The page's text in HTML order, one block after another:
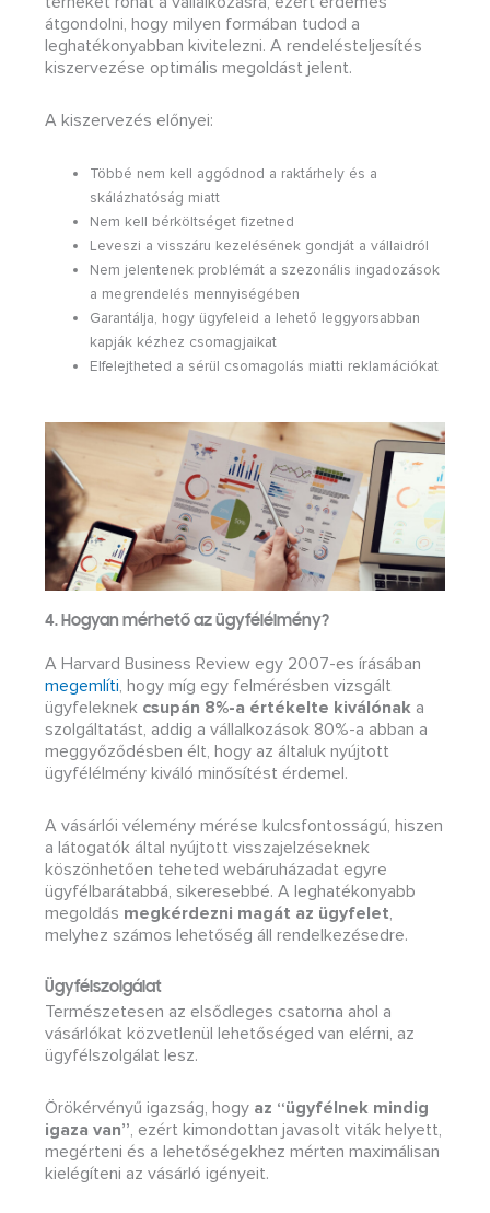
átgondolni, hogy milyen formában tudod a
leghatékonyabban kivitelezni. A rendelésteljesítés
kiszervezése optimális megoldást jelent.
A kiszervezés előnyei:
Többé nem kell aggódnod a raktárhely és a
skálázhatóság miatt
Nem kell bérköltséget fizetned
Leveszi a visszáru kezelésének gondját a vállaidról
Nem jelentenek problémát a szezonális ingadozások
a megrendelés mennyiségében
Garantálja, hogy ügyfeleid a lehető leggyorsabban
kapják kézhez csomagjaikat
Elfelejtheted a sérül csomagolás miatti reklamációkat
4. Hogyan mérhető az ügyfélélmény?
A Harvard Business Review egy 2007-es írásában
megemlíti, hogy míg egy felmérésben vizsgált
ügyfeleknek csupán 8%-a értékelte kiválónak a
szolgáltatást, addig a vállalkozások 80%-a abban a
meggyőződésben élt, hogy az általuk nyújtott
ügyfélélmény kiváló minősítést érdemel.
A vásárlói vélemény mérése kulcsfontosságú, hiszen
a látogatók által nyújtott visszajelzéseknek
köszönhetően teheted webáruházadat egyre
ügyfélbarátabbá, sikeresebbé. A leghatékonyabb
megoldás megkérdezni magát az ügyfelet,
melyhez számos lehetőség áll rendelkezésedre.
Ügyfélszolgálat
Természetesen az elsődleges csatorna ahol a
vásárlókat közvetlenül lehetőséged van elérni, az
ügyfélszolgálat lesz.
Örökérvényű igazság, hogy az “ügyfélnek mindig
igaza van”, ezért kimondottan javasolt viták helyett,
megérteni és a lehetőségekhez mérten maximálisan
kielégíteni az vásárló igényeit.